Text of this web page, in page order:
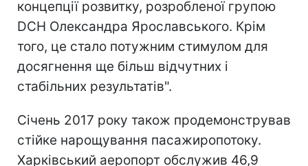
концепції розвитку, розробленої групою
DCH Олександра Ярославського. Крім
того, це стало потужним стимулом для
досягнення ще більш відчутних і
стабільних результатів".
Січень 2017 року також продемонстрував
стійке нарощування пасажиропотоку.
Харківський аеропорт обслужив 46,9